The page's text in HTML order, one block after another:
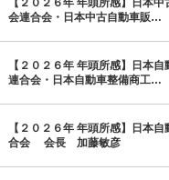
【２０２６年 年頭所感】日本
会連合会・日本中古自動車販…
【２０２６年 年頭所感】日本
連合会・日本自動車整備商工…
【２０２６年 年頭所感】日本
合会 会長 加藤敏彦